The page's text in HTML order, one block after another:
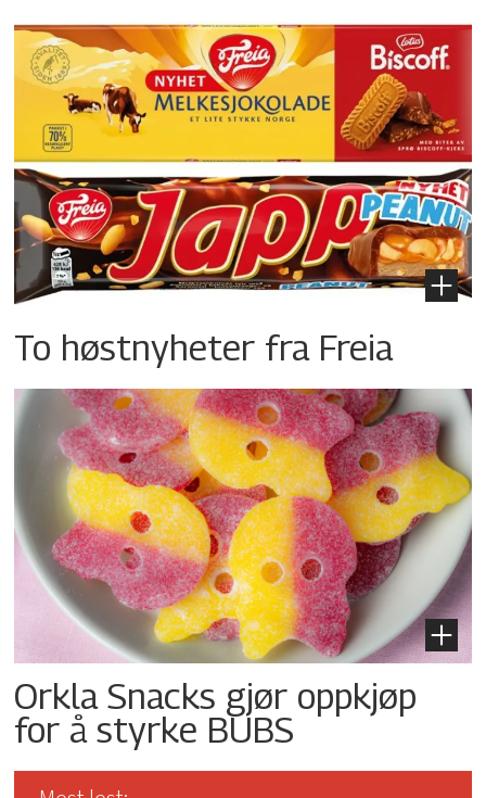
To høstnyheter fra Freia
Orkla Snacks gjør oppkjøp
for å styrke BUBS